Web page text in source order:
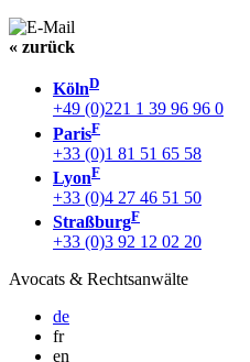
« zurück
KölnD
+49 (0)221 1 39 96 96 0
ParisF
+33 (0)1 81 51 65 58
LyonF
+33 (0)4 27 46 51 50
StraßburgF
+33 (0)3 92 12 02 20
Avocats & Rechtsanwälte
de
fr
en